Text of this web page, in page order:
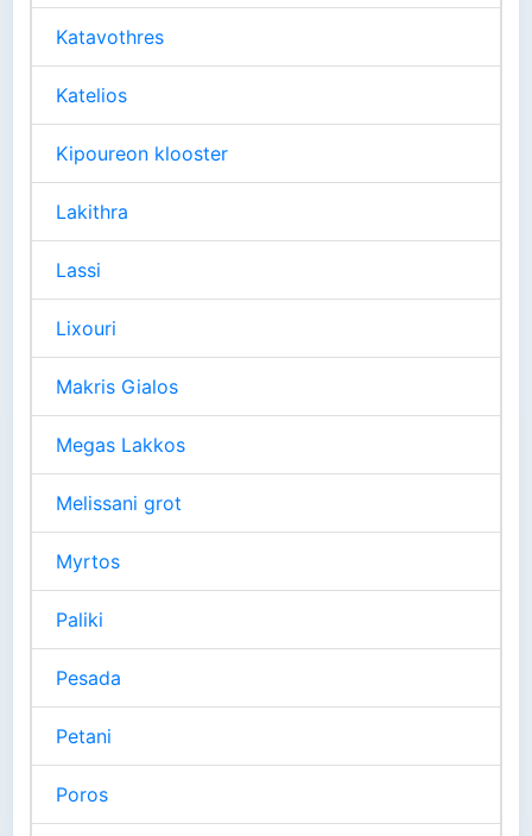
Katavothres
Katelios
Kipoureon klooster
Lakithra
Lassi
Lixouri
Makris Gialos
Megas Lakkos
Melissani grot
Myrtos
Paliki
Pesada
Petani
Poros